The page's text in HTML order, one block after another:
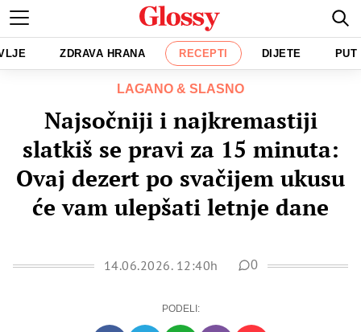
ZDRAVA HRANA RECEPTI DIJETE PUT
LAGANO & SLASNO
Najsočniji i najkremastiji
slatkiš se pravi za 15 minuta:
Ovaj dezert po svačijem ukusu
će vam ulepšati letnje dane
14.06.2026. 12:40h 0
PODELI: